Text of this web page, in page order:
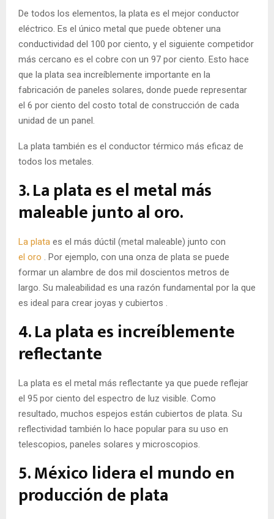
De todos los elementos, la plata es el mejor conductor
eléctrico. Es el único metal que puede obtener una
conductividad del 100 por ciento, y el siguiente competidor
más cercano es el cobre con un 97 por ciento. Esto hace
que la plata sea increíblemente importante en la
fabricación de paneles solares, donde puede representar
el 6 por ciento del costo total de construcción de cada
unidad de un panel.
La plata también es el conductor térmico más eficaz de
todos los metales.
3. La plata es el metal más
maleable junto al oro.
La plata es el más dúctil (metal maleable) junto con
el oro . Por ejemplo, con una onza de plata se puede
formar un alambre de dos mil doscientos metros de
largo. Su maleabilidad es una razón fundamental por la que
es ideal para crear joyas y cubiertos .
4. La plata es increíblemente
reflectante
La plata es el metal más reflectante ya que puede reflejar
el 95 por ciento del espectro de luz visible. Como
resultado, muchos espejos están cubiertos de plata. Su
reflectividad también lo hace popular para su uso en
telescopios, paneles solares y microscopios.
5. México lidera el mundo en
producción de plata